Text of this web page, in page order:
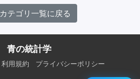
カテゴリ一覧に戻る
青の統計学
利用規約 プライバシーポリシー